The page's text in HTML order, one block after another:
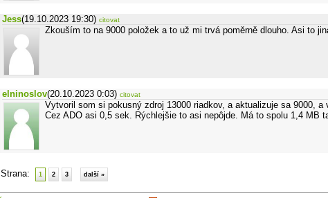
Jess(19.10.2023 19:30) citovat
Zkouším to na 9000 položek a to už mi trvá poměrně dlouho. Asi to
elninoslov(20.10.2023 0:03) citovat
Vytvoril som si pokusný zdroj 13000 riadkov, a aktualizuje sa 9000,
Cez ADO asi 0,5 sek. Rýchlejšie to asi nepôjde. Má to spolu 1,4 MB
Strana: 1 2 3 další »